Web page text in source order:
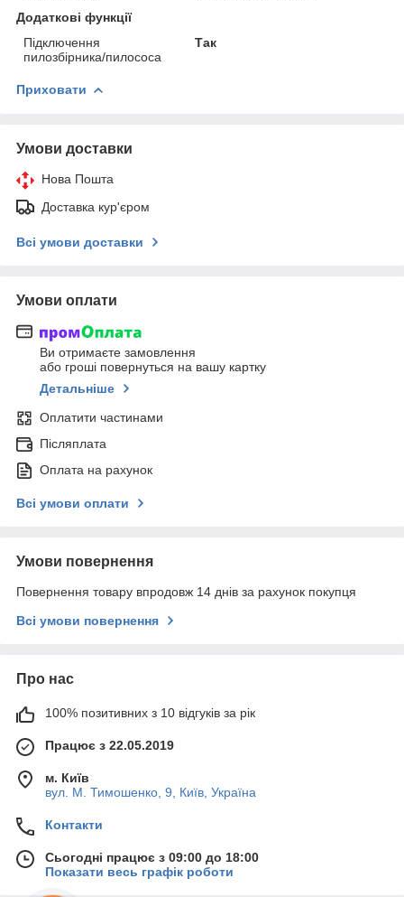
Додаткові функції
Підключення
пилозбірника/пилососа
Так
Приховати
Умови доставки
Нова Пошта
Доставка кур'єром
Всі умови доставки
Умови оплати
Ви отримаєте замовлення
або гроші повернуться на вашу картку
Детальніше
Оплатити частинами
Післяплата
Оплата на рахунок
Всі умови оплати
Умови повернення
Повернення товару впродовж 14 днів за рахунок покупця
Всі умови повернення
Про нас
100% позитивних з 10 відгуків за рік
Працює з 22.05.2019
м. Київ
вул. М. Тимошенко, 9, Київ, Україна
Контакти
Сьогодні працює з 09:00 до 18:00
Показати весь графік роботи